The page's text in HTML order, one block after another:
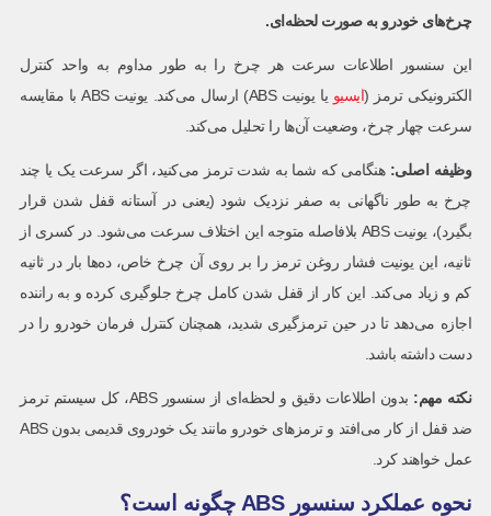
چرخ‌های خودرو به صورت لحظه‌ای.
این سنسور اطلاعات سرعت هر چرخ را به طور مداوم به واحد کنترل
الکترونیکی ترمز (ایسیو
یا یونیت ABS) ارسال می‌کند. یونیت ABS با مقایسه
سرعت چهار چرخ، وضعیت آن‌ها را تحلیل می‌کند.
وظیفه اصلی: هنگامی که شما به شدت ترمز می‌کنید، اگر سرعت یک یا چند
چرخ به طور ناگهانی به صفر نزدیک شود (یعنی در آستانه قفل شدن قرار
بگیرد)، یونیت ABS بلافاصله متوجه این اختلاف سرعت می‌شود. در کسری از
ثانیه، این یونیت فشار روغن ترمز را بر روی آن چرخ خاص، ده‌ها بار در ثانیه
کم و زیاد می‌کند. این کار از قفل شدن کامل چرخ جلوگیری کرده و به راننده
اجازه می‌دهد تا در حین ترمزگیری شدید، همچنان کنترل فرمان خودرو را در
دست داشته باشد.
نکته مهم:
بدون اطلاعات دقیق و لحظه‌ای از سنسور ABS، کل سیستم ترمز
ضد قفل از کار می‌افتد و ترمزهای خودرو مانند یک خودروی قدیمی بدون ABS
عمل خواهند کرد.
نحوه عملکرد سنسور ABS چگونه است؟